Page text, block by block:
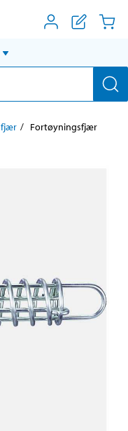
Fortøyningsfjær